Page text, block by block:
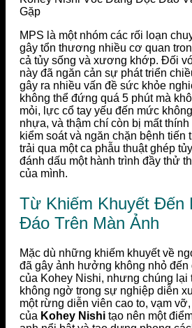
Gặp
MPS là một nhóm các rối loạn
gây tổn thương nhiều cơ quan
cả tủy sống và xương khớp. Đối
này đã ngăn cản sự phát triển
gây ra nhiều vấn đề sức khỏe
không thể đứng quá 5 phút mà
mỏi, lực cổ tay yếu đến mức
nhựa, và thậm chí còn bị mất
kiểm soát và ngăn chặn bệnh tiến
trải qua một ca phẫu thuật ghép
đánh dấu một hành trình đầy thử
của mình.
Từ Khiếm Khuyết Đến
Đáo Trên Màn Ảnh
Mặc dù những khiếm khuyết về
đã gây ảnh hưởng không nhỏ đến
của Kohey Nishi, nhưng chúng lại
không ngờ trong sự nghiệp diễn
một rừng diễn viên cao to, vạm
của Kohey Nishi tạo nên một